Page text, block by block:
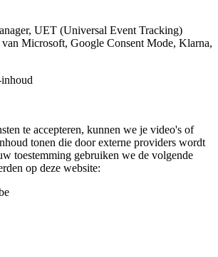
UET (Universal Event Tracking)
Microsoft, Google Consent Mode, Klarna,
te accepteren, kunnen we je video's of
tonen die door externe providers wordt
toestemming gebruiken we de volgende
op deze website: